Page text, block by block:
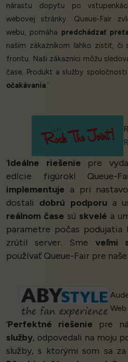
nárastu dopytu po
webovej stránky. Queue-Fair
webu, pomáha predchádzať
našim zákazníkom ľahko zistiť, či
frontu. Naši zákazníci môžu
čase. Produkt a služby
očakávania.’
‘Ideálne riešenie pre
edície figúrok!
implementuje a pri
dostali dobrú podporua
reálnom čase sú skvelé a
parametre počas
zrútil server. Sme veľmi
používať Queue-Fair pre naše
‘Perfektné riešenie pre
služby, odpovedali na moju
služby, s ktorými som sa